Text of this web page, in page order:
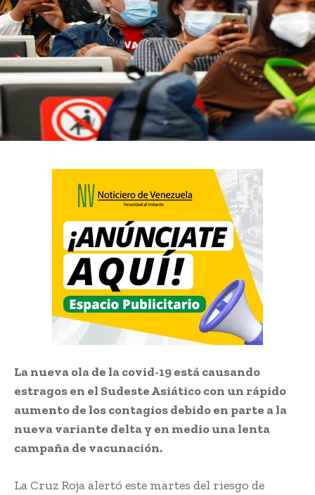
La nueva ola de la covid-19 está causando
estragos en el Sudeste Asiático con un rápido
aumento de los contagios debido en parte a la
nueva variante delta y en medio una lenta
campaña de vacunación.
La Cruz Roja alertó este martes del riesgo de